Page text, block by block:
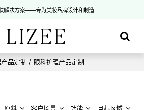
解决方案——专为美妆品牌设计和制造
品定制 / 眼科护理产品定制
原料 客户场景 功能
目标区域